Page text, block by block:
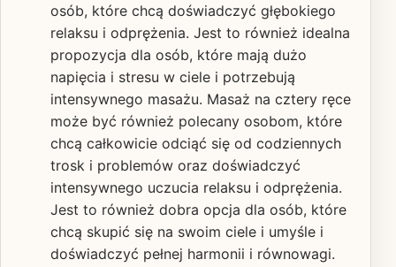
osób, które chcą doświadczyć głębokiego
relaksu i odprężenia. Jest to również idealna
propozycja dla osób, które mają dużo
napięcia i stresu w ciele i potrzebują
intensywnego masażu. Masaż na cztery ręce
może być również polecany osobom, które
chcą całkowicie odciąć się od codziennych
trosk i problemów oraz doświadczyć
intensywnego uczucia relaksu i odprężenia.
Jest to również dobra opcja dla osób, które
chcą skupić się na swoim ciele i umyśle i
doświadczyć pełnej harmonii i równowagi.